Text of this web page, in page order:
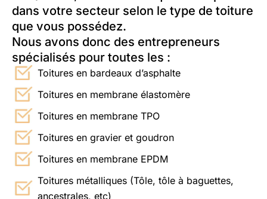
dans votre secteur selon le type de toiture
que vous possédez.
Nous avons donc des entrepreneurs
spécialisés pour toutes les :
Toitures en bardeaux d’asphalte
Toitures en membrane élastomère
Toitures en membrane TPO
Toitures en gravier et goudron
Toitures en membrane EPDM
Toitures métalliques (Tôle, tôle à baguettes,
ancestrales, etc)